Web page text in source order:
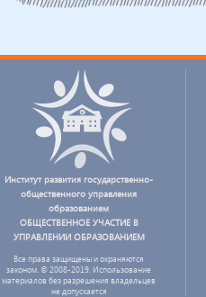
Институт развития государственно-
общественного управления
образованием
ОБЩЕСТВЕННОЕ УЧАСТИЕ В
УПРАВЛЕНИИ ОБРАЗОВАНИЕМ
Все права защищены и охраняются
законом. © 2008-2019. Использование
материалов без разрешения владельцев
не допускается